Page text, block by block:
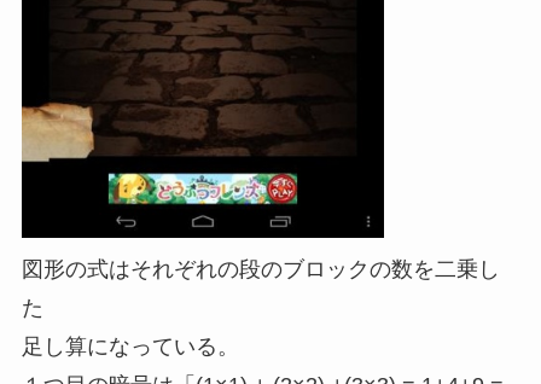
図形の式はそれぞれの段のブロックの数を二乗し
た
足し算になっている。